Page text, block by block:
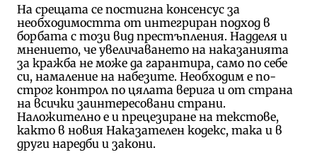
На срещата се постигна консенсус за
необходимостта от интегриран подход в
борбата с този вид престъпления. Надделя и
мнението, че увеличаването на наказанията
за кражба не може да гарантира, само по себе
си, намаление на набезите. Необходим е по-
строг контрол по цялата верига и от страна
на всички заинтересовани страни.
Наложително е и прецезиране на текстове,
както в новия Наказателен кодекс, така и в
други наредби и закони.